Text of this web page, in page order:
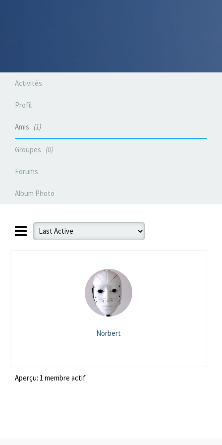
Activités
Profil
Amis 1
Groupes 0
Forums
Album Photo
Norbert
Aperçu: 1 membre actif